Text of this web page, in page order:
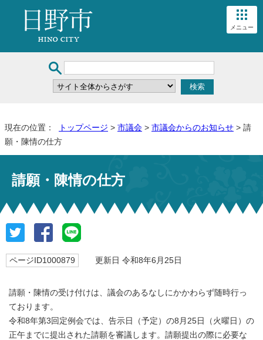
メニュー
現在の位置： トップページ > 市議会 > 市議会からのお知らせ > 請
願・陳情の仕方
請願・陳情の仕方
ページID1000879 更新日 令和8年6月25日
請願・陳情の受け付けは、議会のあるなしにかかわらず随時行っ
ております。
令和8年第3回定例会では、告示日（予定）の8月25日（火曜日）の
正午までに提出された請願を審議します。請願提出の際に必要な